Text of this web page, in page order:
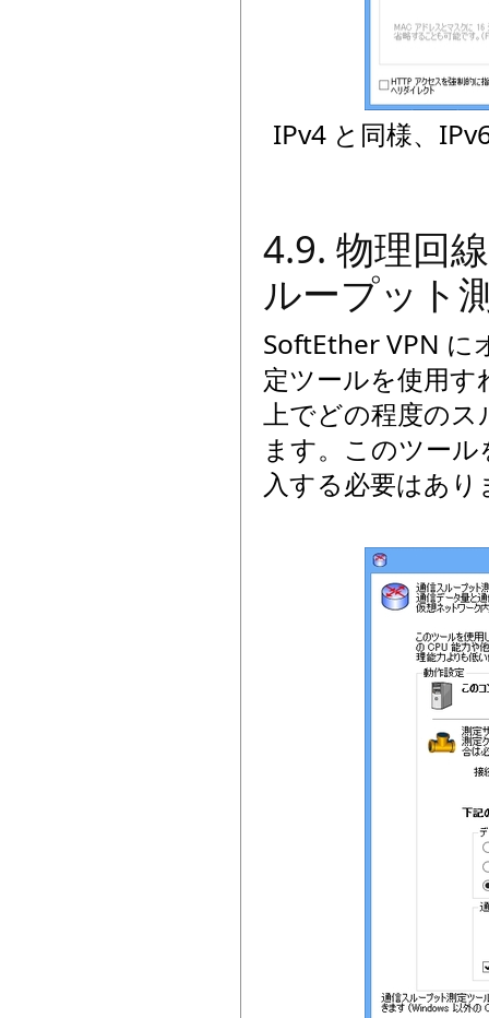
IPv4 と同様、
4.9. 物理回
ループット
SoftEther VPN に
定ツールを使用
上でどの程度の
ます。このツー
入する必要はあり